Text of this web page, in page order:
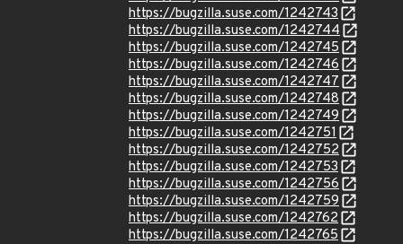
https://bugzilla.suse.com/1242743
https://bugzilla.suse.com/1242744
https://bugzilla.suse.com/1242745
https://bugzilla.suse.com/1242746
https://bugzilla.suse.com/1242747
https://bugzilla.suse.com/1242748
https://bugzilla.suse.com/1242749
https://bugzilla.suse.com/1242751
https://bugzilla.suse.com/1242752
https://bugzilla.suse.com/1242753
https://bugzilla.suse.com/1242756
https://bugzilla.suse.com/1242759
https://bugzilla.suse.com/1242762
https://bugzilla.suse.com/1242765